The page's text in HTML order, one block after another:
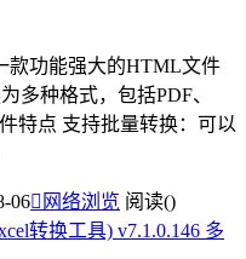
款功能强大的HTML文件
多种格式，包括PDF、
特点 支持批量转换：可以
06 网络浏览 阅读()